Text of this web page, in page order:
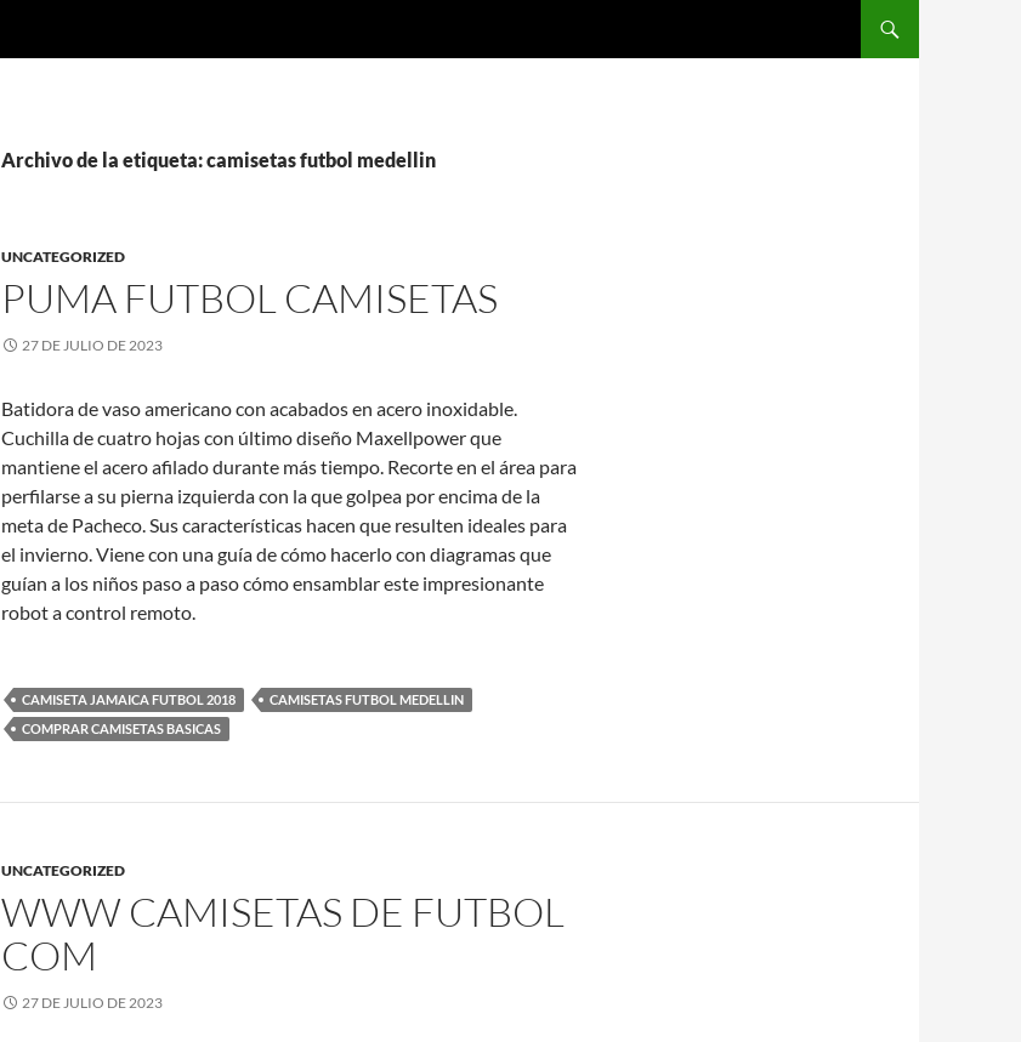
Archivo de la etiqueta: camisetas futbol medellin
UNCATEGORIZED
PUMA FUTBOL CAMISETAS
27 DE JULIO DE 2023
Batidora de vaso americano con acabados en acero inoxidable.
Cuchilla de cuatro hojas con último diseño Maxellpower que
mantiene el acero afilado durante más tiempo. Recorte en el área para
perfilarse a su pierna izquierda con la que golpea por encima de la
meta de Pacheco. Sus características hacen que resulten ideales para
el invierno. Viene con una guía de cómo hacerlo con diagramas que
guían a los niños paso a paso cómo ensamblar este impresionante
robot a control remoto.
CAMISETA JAMAICA FUTBOL 2018
CAMISETAS FUTBOL MEDELLIN
COMPRAR CAMISETAS BASICAS
UNCATEGORIZED
WWW CAMISETAS DE FUTBOL
COM
27 DE JULIO DE 2023